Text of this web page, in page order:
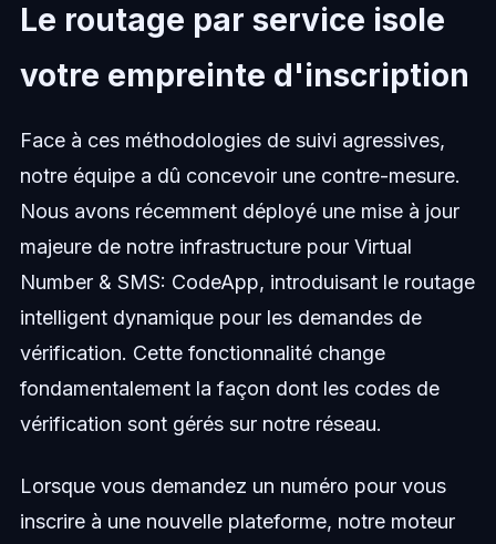
Le routage par service isole
votre empreinte d'inscription
Face à ces méthodologies de suivi agressives,
notre équipe a dû concevoir une contre-mesure.
Nous avons récemment déployé une mise à jour
majeure de notre infrastructure pour Virtual
Number & SMS: CodeApp, introduisant le routage
intelligent dynamique pour les demandes de
vérification. Cette fonctionnalité change
fondamentalement la façon dont les codes de
vérification sont gérés sur notre réseau.
Lorsque vous demandez un numéro pour vous
inscrire à une nouvelle plateforme, notre moteur